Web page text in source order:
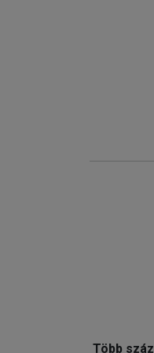
Több száz